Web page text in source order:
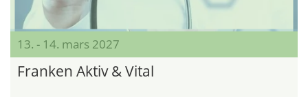
13. - 14. mars 2027
Franken Aktiv & Vital